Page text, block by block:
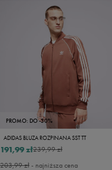
PROMO: DO -30%
ADIDAS BLUZA ROZPINANA SST TT
239,99 zł
191,99 zł
203,99 zł- najniższa cena